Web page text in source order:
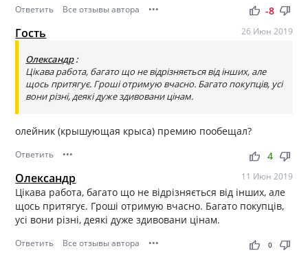
Ответить Все отзывы автора ••• thumb_up thumb_down
-8
Гость 26 Июн 2019
Олександр:
Цiкава работа, багато що не вiдрiзняється вiд iнших, але
щось притягує. Гроші отримую вчасно. Багато покупцiв, усi
вони рiзнi, деякi дуже здивовани цiнам.
олейник (крышующая крыса) премию пообещал?
Ответить ••• thumb_up thumb_down
4
Олександр 11 Июн 2019
Цiкава работа, багато що не вiдрiзняється вiд iнших, але
щось притягує. Гроші отримую вчасно. Багато покупцiв,
усi вони рiзнi, деякi дуже здивовани цiнам.
Ответить Все отзывы автора ••• thumb_up thumb_down
0